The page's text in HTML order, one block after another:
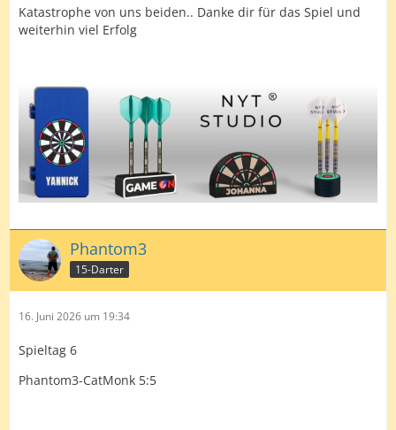
Katastrophe von uns beiden.. Danke dir für das Spiel und
weiterhin viel Erfolg
Phantom3
15-Darter
16. Juni 2026 um 19:34
Spieltag 6
Phantom3-CatMonk 5:5